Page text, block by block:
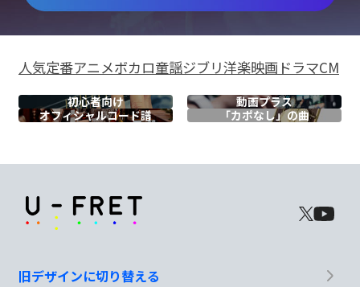
人気定番アニメボカロ童謡ジブリ洋楽映画ドラマCM
初心者向け
動画プラス
オフィシャルコード譜 「カポなし」の曲
旧デザインに切り替える